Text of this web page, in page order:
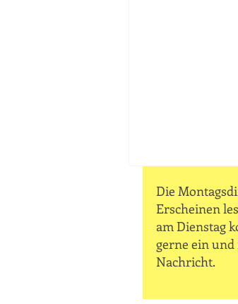
Die
Erscheinen
am Dienstag
gerne ein
Nachricht.